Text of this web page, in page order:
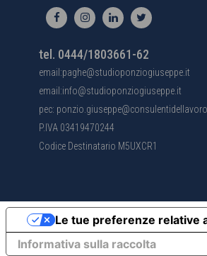
tel. 0444/1803661-62
email:paghe@studioponziogiuseppe.it
email:info@studioponziogiuseppe.it
pec:
P.IVA 03419470244
Codice Destinatario M5UXCR1
Informativa sulla raccolta
Le tue preferenze relative